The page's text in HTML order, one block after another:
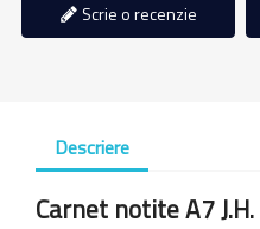
Scrie o recenzie
Descriere
Carnet notite A7